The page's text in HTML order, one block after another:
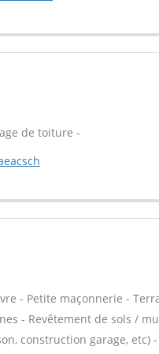
de toiture -
- Petite maçonnerie -
- Revêtement de sols /
construction garage, etc)